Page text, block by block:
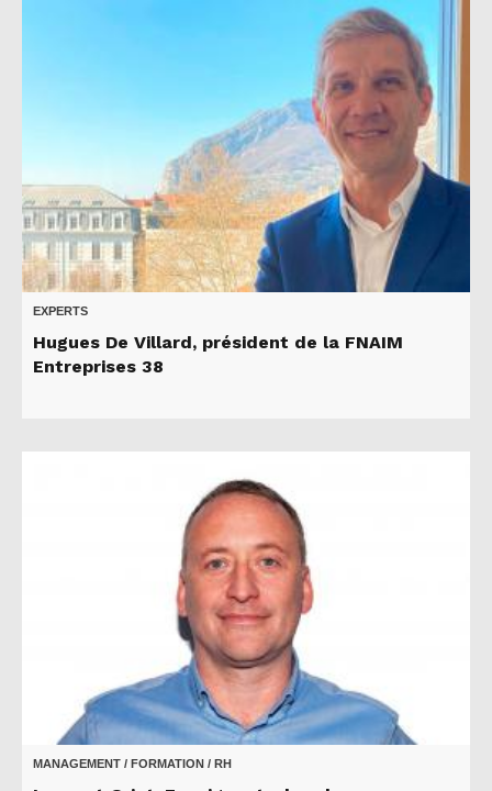
EXPERTS
Hugues De Villard, président de la FNAIM
Entreprises 38
MANAGEMENT / FORMATION / RH